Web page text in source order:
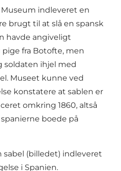
Museum indleveret en
brugt til at slå en spansk
havde angiveligt
fra Botofte, men
soldaten ihjel med
Museet kunne ved
konstatere at sablen er
omkring 1860, altså
boede på
sabel (billedet) indleveret
i Spanien.